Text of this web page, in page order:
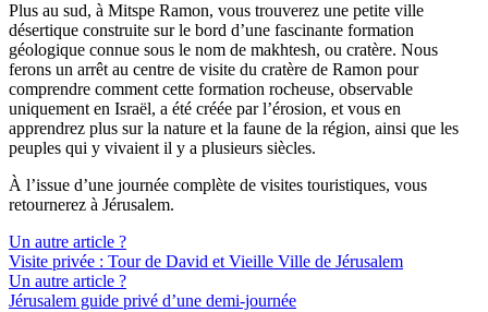
Plus au sud, à Mitspe Ramon, vous trouverez une petite ville
désertique construite sur le bord d’une fascinante formation
géologique connue sous le nom de makhtesh, ou cratère. Nous
ferons un arrêt au centre de visite du cratère de Ramon pour
comprendre comment cette formation rocheuse, observable
uniquement en Israël, a été créée par l’érosion, et vous en
apprendrez plus sur la nature et la faune de la région, ainsi que les
peuples qui y vivaient il y a plusieurs siècles.
À l’issue d’une journée complète de visites touristiques, vous
retournerez à Jérusalem.
Un autre article ?
Visite privée : Tour de David et Vieille Ville de Jérusalem
Un autre article ?
Jérusalem guide privé d’une demi-journée